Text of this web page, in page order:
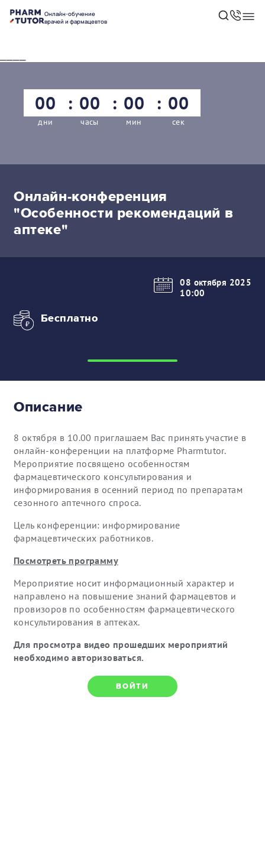
Онлайн-обучение
врачей и фармацевтов
00
дни
00
часы
00
мин
00
сек
Онлайн-конференция
"Особенности рекомендаций в
аптеке"
08 октября 2025
10:00
Бесплатно
Описание
8 октября в 10.00 приглашаем Вас принять участие в
онлайн-конференции на платформе Pharmtutor.
Мероприятие посвящено особенностям
фармацевтического консультирования и
информирования в осенний период по препаратам
сезонного аптечного спроса.
Цель конференции: информирование
фармацевтических работников.
Посмотреть программу
Мероприятие носит информационный характер и
направлено на повышение знаний фармацевтов и
провизоров по особенностям фармацевтического
консультирования в аптеках.
Для просмотра видео прошедших мероприятий
необходимо авторизоваться.
ВОЙТИ